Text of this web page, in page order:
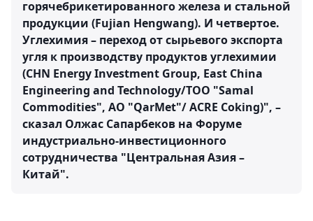
горячебрикетированного железа и стальной
продукции (Fujian Hengwang). И четвертое.
Углехимия – переход от сырьевого экспорта
угля к производству продуктов углехимии
(CHN Energy Investment Group, East China
Engineering and Technology/ТОО "Samal
Commodities", АО "QarMet"/ ACRE Coking)", –
сказал Олжас Сапарбеков на Форуме
индустриально-инвестиционного
сотрудничества "Центральная Азия –
Китай".